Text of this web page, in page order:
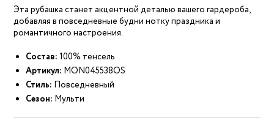
Эта рубашка станет акцентной деталью вашего гардероба,
добавляя в повседневные будни нотку праздника и
романтичного настроения.
Состав: 100% тенсель
Артикул: MON045538OS
Стиль: Повседневный
Сезон: Мульти